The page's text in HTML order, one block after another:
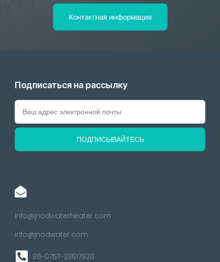
Контактная информация
Подписаться на рассылку
info@jnodwaterheater.com
info@jnodwater.com
86-0757-23617920